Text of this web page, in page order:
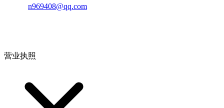
n969408@qq.com
营业执照